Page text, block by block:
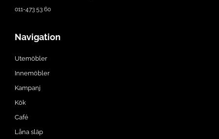
011-473 53 60
Navigation
Utemöbler
Innemöbler
Kampanj
Kök
Café
Låna släp